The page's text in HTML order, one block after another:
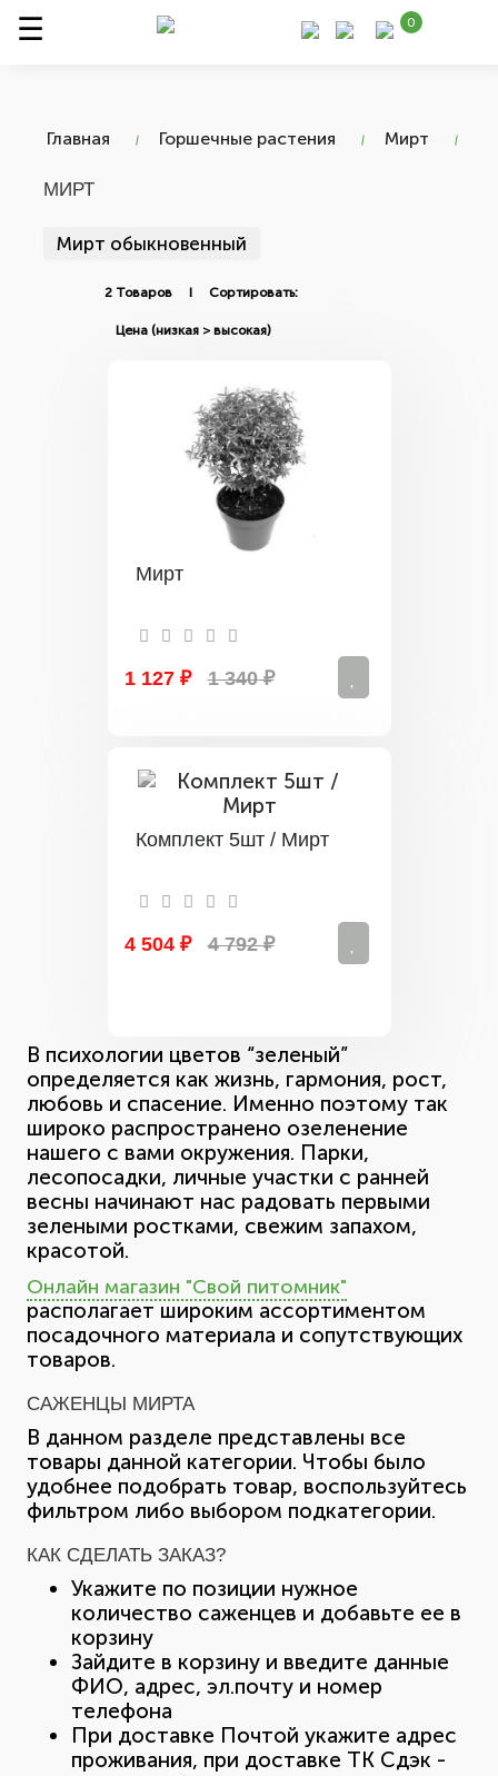
0
Главная Горшечные растения Мирт
МИРТ
Мирт обыкновенный
2 Товаров I Сортировать:
Мирт
1 127 ₽ 1 340 ₽
Комплект 5шт / Мирт
4 504 ₽ 4 792 ₽
В психологии цветов “зеленый”
определяется как жизнь, гармония, рост,
любовь и спасение. Именно поэтому так
широко распространено озеленение
нашего с вами окружения. Парки,
лесопосадки, личные участки с ранней
весны начинают нас радовать первыми
зелеными ростками, свежим запахом,
красотой.
Онлайн магазин "Свой питомник"
располагает широким ассортиментом
посадочного материала и сопутствующих
товаров.
САЖЕНЦЫ МИРТА
В данном разделе представлены все
товары данной категории. Чтобы было
удобнее подобрать товар, воспользуйтесь
фильтром либо выбором подкатегории.
КАК СДЕЛАТЬ ЗАКАЗ?
Укажите по позиции нужное
количество саженцев и добавьте ее в
корзину
Зайдите в корзину и введите данные
ФИО, адрес, эл.почту и номер
телефона
При доставке Почтой укажите адрес
проживания, при доставке ТК Сдэк -